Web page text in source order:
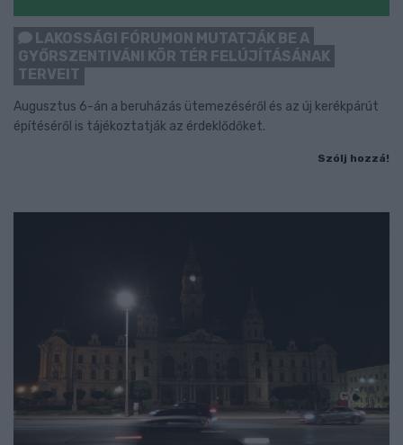
LAKOSSÁGI FÓRUMON MUTATJÁK BE A
GYŐRSZENTIVÁNI KÖR TÉR FELÚJÍTÁSÁNAK
TERVEIT
Augusztus 6-án a beruházás ütemezéséről és az új kerékpárút
építéséről is tájékoztatják az érdeklődőket.
Szólj hozzá!